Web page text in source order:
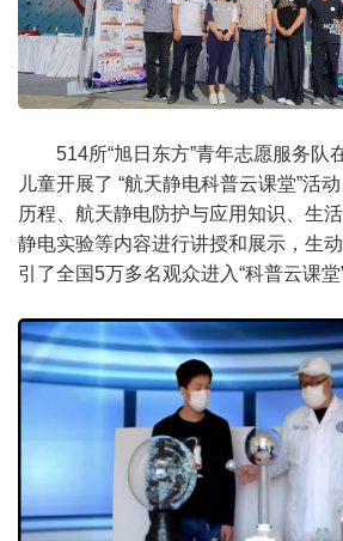
514所“旭日东方”青年志愿服务队
儿童开展了 “航天静电科普云课堂”活
历程、航天静电防护与应用知识、生
静电实验等内容进行讲授和展示，生
引了全国5万多名观众进入“科普云课堂